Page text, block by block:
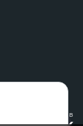
Сделано в